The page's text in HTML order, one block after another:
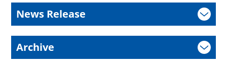
News Release
Archive